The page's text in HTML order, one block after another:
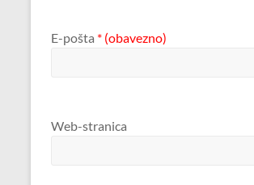
E-pošta * (obavezno)
Web-stranica